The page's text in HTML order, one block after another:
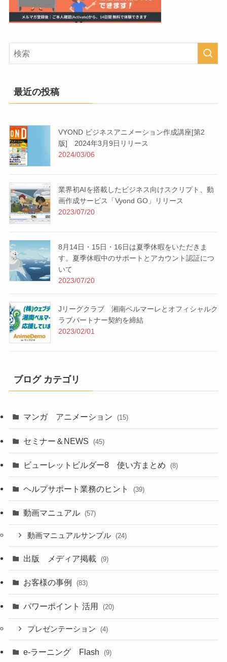
最近の投稿
VYOND ビジネスアニメーション作成講座[第2
版] 2024年3月9日リリース
2024/03/06
業界初AIを搭載したビジネス向けスクリプト、動
画作成サービス「Vyond GO」リリース
2023/07/20
8月14日・15日・16日は夏季休暇をいただきま
す。夏季休暇中のサポートとアカウント認証につ
いて
2023/07/20
Jリーグクラブ 湘南ベルマーレとオフィシャルク
ラブパートナー契約を締結
2023/02/01
ブログ カテゴリ
マンガ アニメーション (15)
セミナー＆NEWS (45)
ビューレットビルダー8 使い方まとめ (8)
ヘルプサポート業務のヒント (39)
動画マニュアル (57)
動画マニュアルサンプル (24)
出版 メディア掲載 (9)
お客様の事例 (83)
パワーポイント 活用 (20)
プレゼンテーション (4)
e-ラーニング Flash (9)